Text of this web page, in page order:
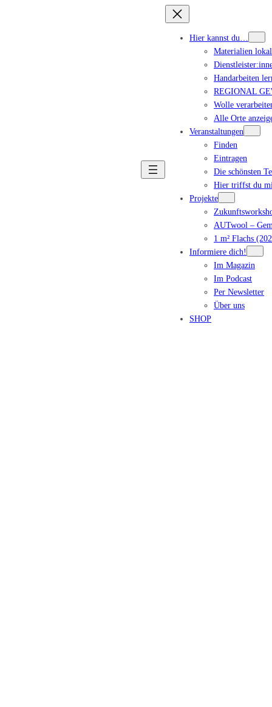
Hier kannst du…
Materialien
Handarbeiten
REGIONAL
Wolle
Alle Orte
Veranstaltungen
Finden
Eintragen
Die schönsten
Hier triffst du
Projekte
AUTwool –
1 m² Flachs
Informiere dich!
Im Magazin
Im Podcast
Per Newsletter
Über uns
SHOP